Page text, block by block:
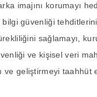
imajını korumayı
güvenliği
sağlamayı,
ve kişisel veri
ve geliştirmeyi taahhüt